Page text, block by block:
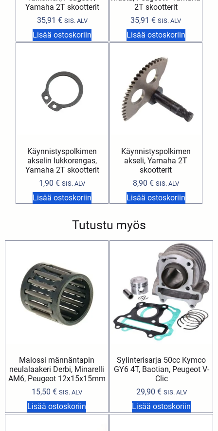
Yamaha 2T skootterit
35,91 € SIS. ALV
Lisää ostoskoriin
2T skootterit
35,91€ SIS. ALV
Lisää ostoskoriin
Käynnistyspolkimen
akselin lukkorengas,
Yamaha 2T skootterit
1,90€ SIS. ALV
Lisää ostoskoriin
Käynnistyspolkimen
akseli, Yamaha 2T
skootterit
8,90 € SIS. ALV
Lisää ostoskoriin
Tutustu myös
Malossi männäntapin
neulalaakeri Derbi, Minarelli
AM6, Peugeot 12x15x15mm
15,50 € SIS. ALV
Lisää ostoskoriin
Sylinterisarja 50cc Kymco
GY6 4T, Baotian, Peugeot V-
Clic
29,90 € SIS. ALV
Lisää ostoskoriin